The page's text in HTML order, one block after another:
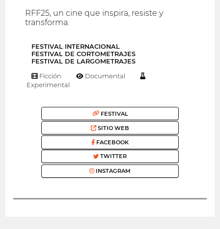
RFF25, un cine que inspira, resiste y
transforma.
FESTIVAL INTERNACIONAL
FESTIVAL DE CORTOMETRAJES
FESTIVAL DE LARGOMETRAJES
Ficción
Documental
Experimental
FESTIVAL
SITIO WEB
FACEBOOK
TWITTER
INSTAGRAM